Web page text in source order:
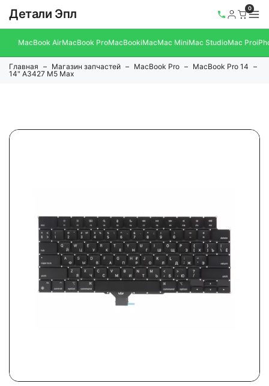
Детали Эпл 0
MacBook AirMacBook ProMacBookiMacMac MiniMac StudioMac Pro
Главная Магазин запчастей MacBook Pro
MacBook Pro 14
14" A3427 M5 Max